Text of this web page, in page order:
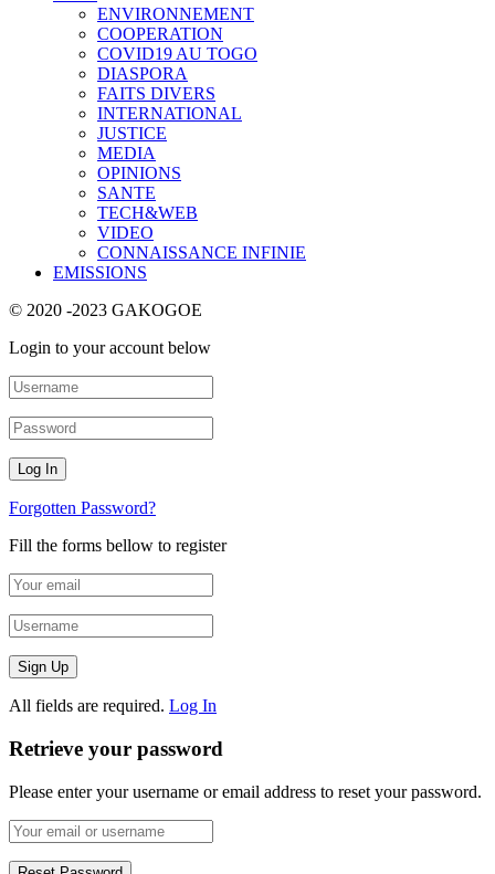
ENVIRONNEMENT
COOPERATION
COVID19 AU TOGO
DIASPORA
FAITS DIVERS
INTERNATIONAL
JUSTICE
MEDIA
OPINIONS
SANTE
TECH&WEB
VIDEO
CONNAISSANCE INFINIE
EMISSIONS
© 2020 -2023 GAKOGOE
Login to your account below
Forgotten Password?
Fill the forms bellow to register
All fields are required. Log In
Retrieve your password
Please enter your username or email address to reset your password.